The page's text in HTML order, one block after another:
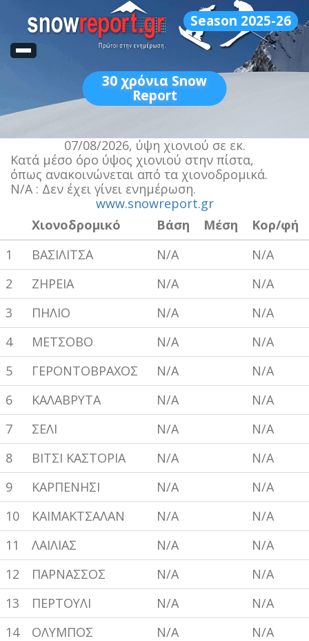
Season 2025-26
30 χρόνια Snow
Report
07/08/2026, ύψη χιονιού σε εκ.
Κατά μέσο όρο ύψος χιονιού στην πίστα,
όπως ανακοινώνεται από τα χιονοδρομικά.
Ν/Α : Δεν έχει γίνει ενημέρωση.
www.snowreport.gr
Χιονοδρομικό
Βάση Μέση
Κορ/φή
1
ΒΑΣΙΛΙΤΣΑ N/A
N/A
2
ΖΗΡΕΙΑ N/A
N/A
3
ΠΗΛΙΟ N/A
N/A
4
ΜΕΤΣΟΒΟ N/A
N/A
5
ΓΕΡΟΝΤΟΒΡΑΧΟΣ N/A
N/A
6
ΚΑΛΑΒΡΥΤΑ N/A
N/A
7
ΣΕΛΙ N/A
N/A
8
ΒΙΤΣΙ ΚΑΣΤΟΡΙΑ N/A
N/A
9
ΚΑΡΠΕΝΗΣΙ N/A
N/A
10
ΚΑΙΜΑΚΤΣΑΛΑΝ N/A
N/A
11
ΛΑΙΛΙΑΣ N/A
N/A
12
ΠΑΡΝΑΣΣΟΣ N/A
N/A
13
ΠΕΡΤΟΥΛΙ N/A
N/A
14
ΟΛΥΜΠΟΣ N/A
N/A